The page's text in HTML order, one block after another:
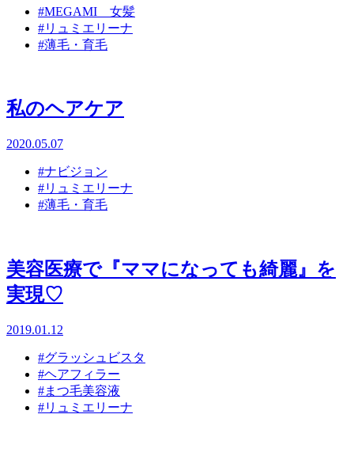
#MEGAMI 女髪
#リュミエリーナ
#薄毛・育毛
私のヘアケア
2020.05.07
#ナビジョン
#リュミエリーナ
#薄毛・育毛
美容医療で『ママになっても綺麗』を
実現♡
2019.01.12
#グラッシュビスタ
#ヘアフィラー
#まつ毛美容液
#リュミエリーナ